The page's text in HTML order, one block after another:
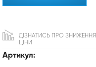
Артикул:
ДІЗНАТИСЬ ПРО ЗНИЖЕННЯ
ЦІНИ